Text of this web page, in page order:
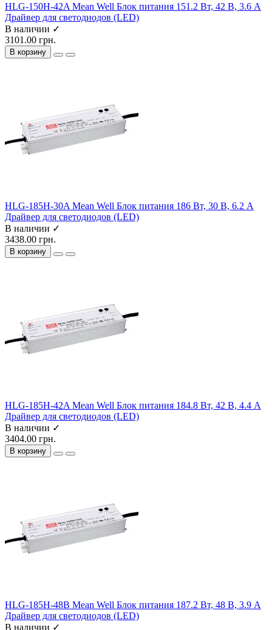
HLG-150H-42A Mean Well Блок питания 151.2 Вт, 42 В, 3.6 А
Драйвер для светодиодов (LED)
В наличии ✓
3101.00 грн.
В корзину
HLG-185H-30A Mean Well Блок питания 186 Вт, 30 В, 6.2 А
Драйвер для светодиодов (LED)
В наличии ✓
3438.00 грн.
В корзину
HLG-185H-42A Mean Well Блок питания 184.8 Вт, 42 В, 4.4 А
Драйвер для светодиодов (LED)
В наличии ✓
3404.00 грн.
В корзину
HLG-185H-48B Mean Well Блок питания 187.2 Вт, 48 В, 3.9 А
Драйвер для светодиодов (LED)
В наличии ✓